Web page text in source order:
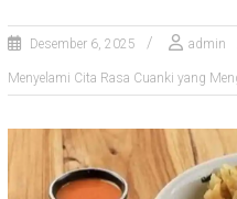
Desember 6, 2025 admin
Menyelami Cita Rasa Cuanki yang